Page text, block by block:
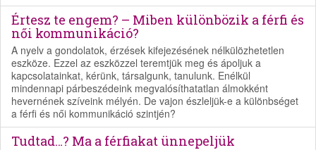
Értesz te engem? – Miben különbözik a férfi és
női kommunikáció?
A nyelv a gondolatok, érzések kifejezésének nélkülözhetetlen
eszköze. Ezzel az eszközzel teremtjük meg és ápoljuk a
kapcsolatainkat, kérünk, társalgunk, tanulunk. Enélkül
mindennapi párbeszédeink megvalósíthatatlan álmokként
hevernének szíveink mélyén. De vajon észleljük-e a különbséget
a férfi és női kommunikáció szintjén?
Tudtad…? Ma a férfiakat ünnepeljük